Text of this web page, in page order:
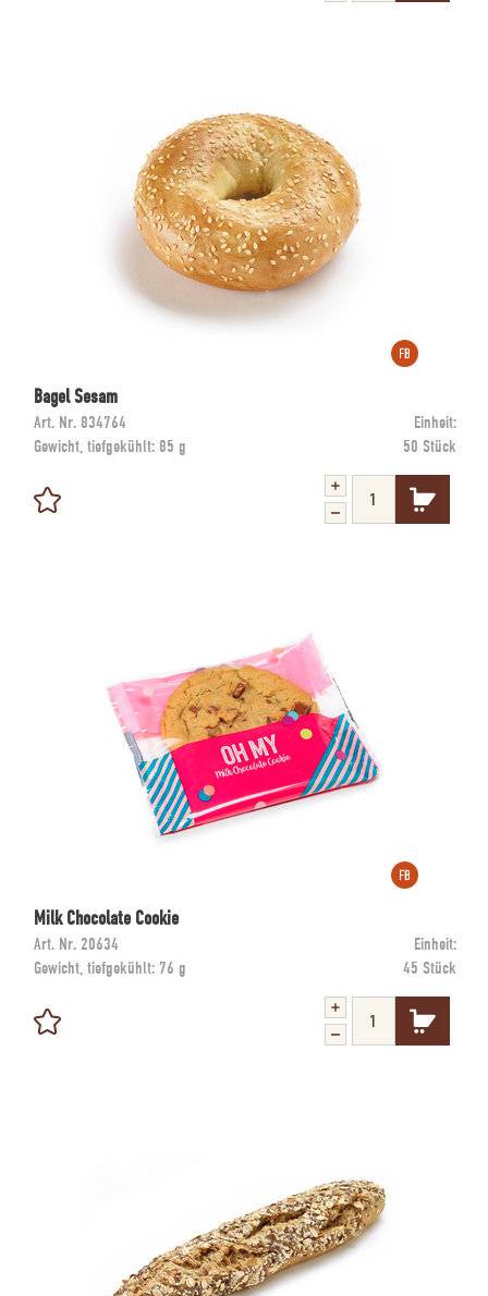
Bagel Sesam
Art. Nr. 834764
Einheit:
Gewicht, tiefgekühlt: 85 g 50 Stück
Milk Chocolate Cookie
Art. Nr. 20634
Einheit:
Gewicht, tiefgekühlt: 76 g 45 Stück